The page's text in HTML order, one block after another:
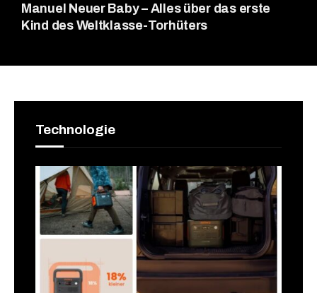
Manuel Neuer Baby – Alles über das erste
Kind des Weltklasse-Torhüters
Technologie